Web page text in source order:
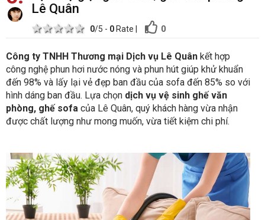
Lê Quân
5 stars
4 stars
3 stars
2 stars
1 star 0/5 - 0Rate 0
Công ty TNHH Thương mại Dịch vụ Lê Quân kết hợp
công nghệ phun hơi nước nóng và phun hút giúp khử khuẩn
đến 98% và lấy lại vẻ đẹp ban đầu của sofa đến 85% so với
hình dáng ban đầu. Lựa chọn dịch vụ vệ sinh ghế văn
phòng, ghế sofa của Lê Quân, quý khách hàng vừa nhận
được chất lượng như mong muốn, vừa tiết kiệm chi phí.